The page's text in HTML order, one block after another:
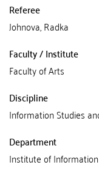
Referee
Johnova, Radka
Faculty / Institute
Faculty of Arts
Discipline
Information Studies
Department
Institute of